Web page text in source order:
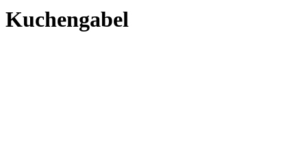
Kuchengabel